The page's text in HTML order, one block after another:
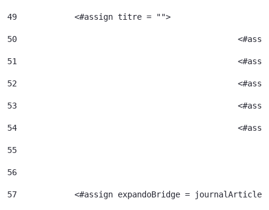
49
            <#assign titre = "">
50
51
52
53
54
55
56
57
<#assign expandoBridge =